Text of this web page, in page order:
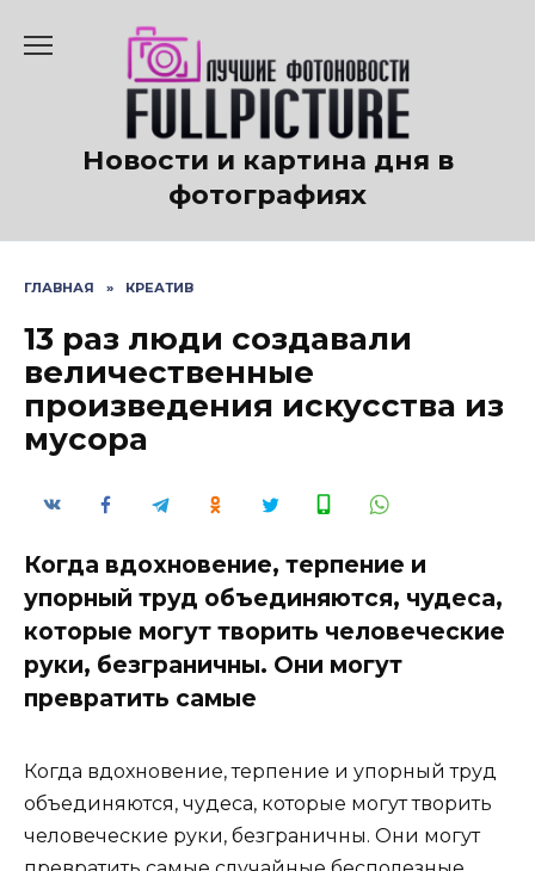
содержанию
Новости и картина дня в
фотографиях
ГЛАВНАЯ » КРЕАТИВ
13 раз люди создавали
величественные
произведения искусства из
мусора
Когда вдохновение, терпение и
упорный труд объединяются, чудеса,
которые могут творить человеческие
руки, безграничны. Они могут
превратить самые
Когда вдохновение, терпение и упорный труд
объединяются, чудеса, которые могут творить
человеческие руки, безграничны. Они могут